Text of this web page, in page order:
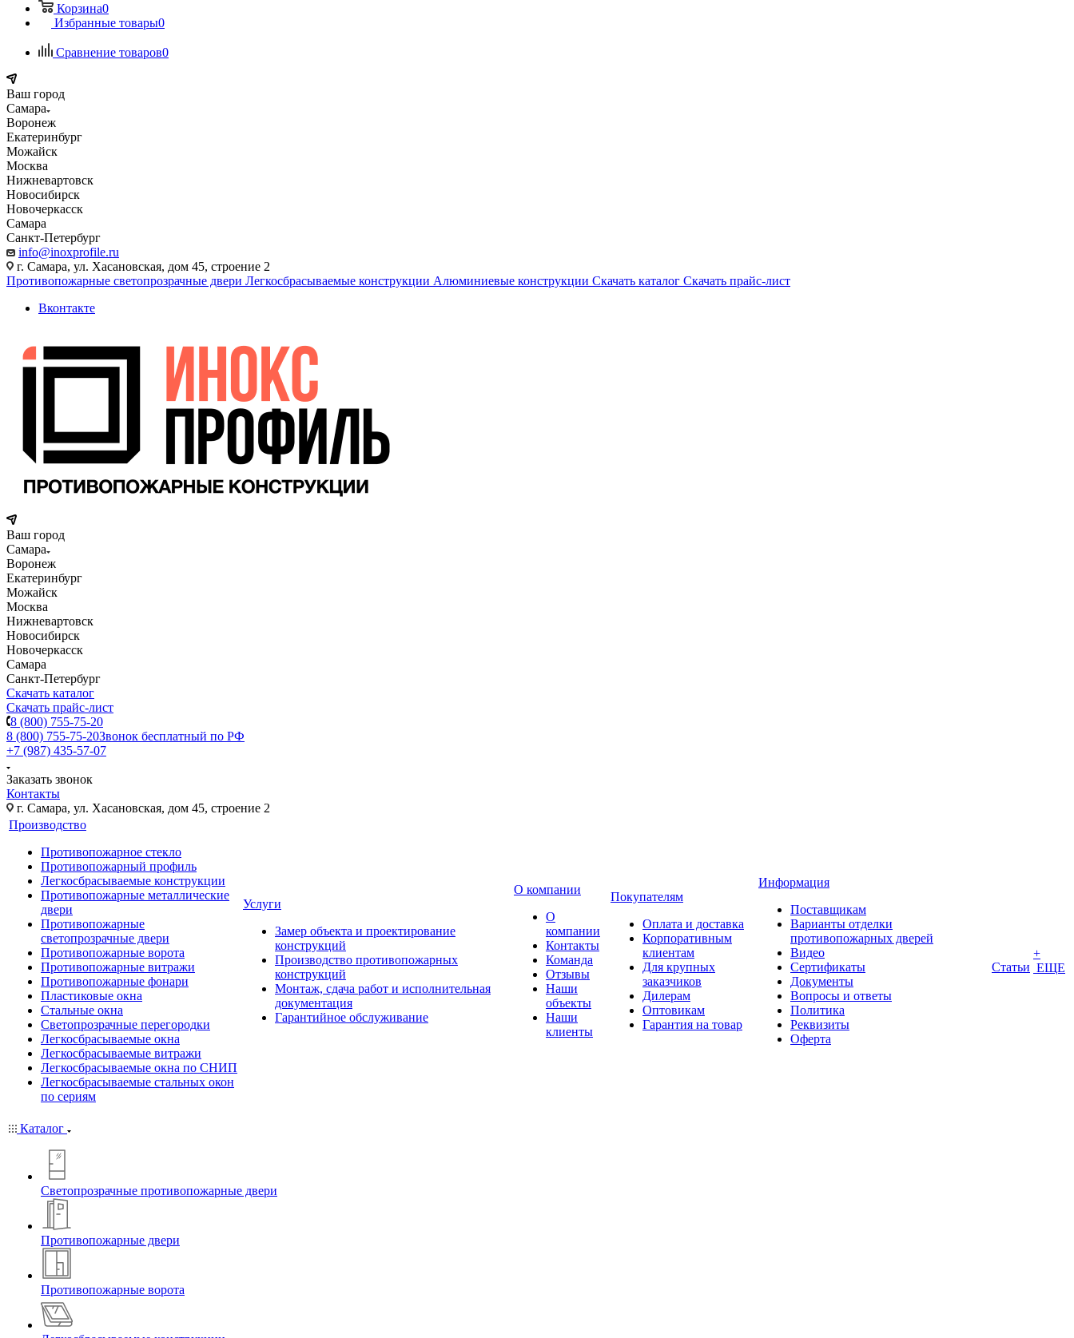
Корзина0
Избранные товары0
Сравнение товаров0
Ваш город
Самара
Воронеж
Екатеринбург
Можайск
Москва
Нижневартовск
Новосибирск
Новочеркасск
Самара
Санкт-Петербург
info@inoxprofile.ru
г. Самара, ул. Хасановская, дом 45, строение 2
Противопожарные светопрозрачные двери Легкосбрасываемые конструкции Алюминиевые конструкции Скачать каталог Скачать прайс-лист
Вконтакте
Ваш город
Самара
Воронеж
Екатеринбург
Можайск
Москва
Нижневартовск
Новосибирск
Новочеркасск
Самара
Санкт-Петербург
Скачать каталог
Скачать прайс-лист
8 (800) 755-75-20
8 (800) 755-75-20Звонок бесплатный по РФ
+7 (987) 435-57-07
Заказать звонок
Контакты
г. Самара, ул. Хасановская, дом 45, строение 2
Производство
Противопожарное стекло
Противопожарный профиль
Легкосбрасываемые конструкции
Противопожарные металлические
двери
Противопожарные
светопрозрачные двери
Противопожарные ворота
Противопожарные витражи
Противопожарные фонари
Пластиковые окна
Стальные окна
Светопрозрачные перегородки
Легкосбрасываемые окна
Легкосбрасываемые витражи
Легкосбрасываемые окна по СНИП
Легкосбрасываемые стальных окон
по сериям
Услуги
Замер объекта и проектирование
конструкций
Производство противопожарных
конструкций
Монтаж, сдача работ и исполнительная
документация
Гарантийное обслуживание
О компании
О
компании
Контакты
Команда
Отзывы
Наши
объекты
Наши
клиенты
Покупателям
Оплата и доставка
Корпоративным
клиентам
Для крупных
заказчиков
Дилерам
Оптовикам
Гарантия на товар
Информация
Поставщикам
Варианты отделки
противопожарных дверей
Видео
Сертификаты
Документы
Вопросы и ответы
Политика
Реквизиты
Оферта
Статьи
+
ЕЩЕ
Каталог
Светопрозрачные противопожарные двери
Противопожарные двери
Противопожарные ворота